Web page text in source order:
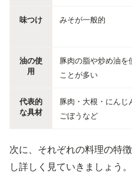
味つけ みそが一般的
油の使
用
豚肉の脂や炒め油を
ことが多い
代表的
な具材
豚肉・大根・にんじ
ごぼうなど
次に、それぞれの料理の特
し詳しく見ていきましょう。